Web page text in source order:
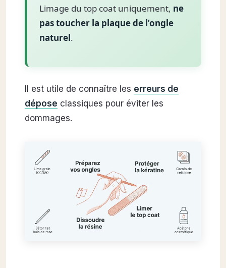
Limage du top coat uniquement, ne
pas toucher la plaque de l’ongle
naturel.
Il est utile de connaître les erreurs de
dépose classiques pour éviter les
dommages.